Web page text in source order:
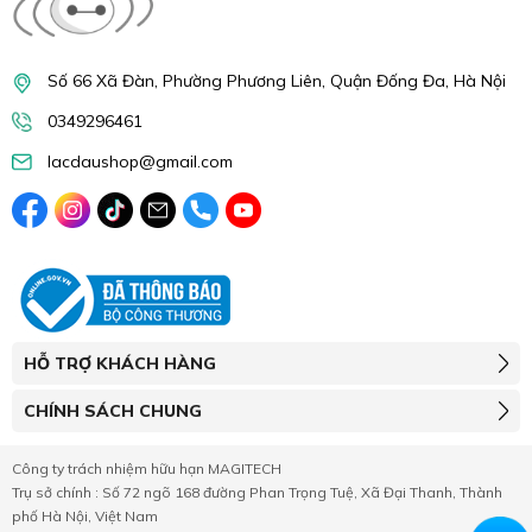
Số 66 Xã Đàn, Phường Phương Liên, Quận Đống Đa, Hà Nội
0349296461
lacdaushop@gmail.com
HỖ TRỢ KHÁCH HÀNG
CHÍNH SÁCH CHUNG
Công ty trách nhiệm hữu hạn MAGITECH
Trụ sở chính : Số 72 ngõ 168 đường Phan Trọng Tuệ, Xã Đại Thanh, Thành
phố Hà Nội, Việt Nam